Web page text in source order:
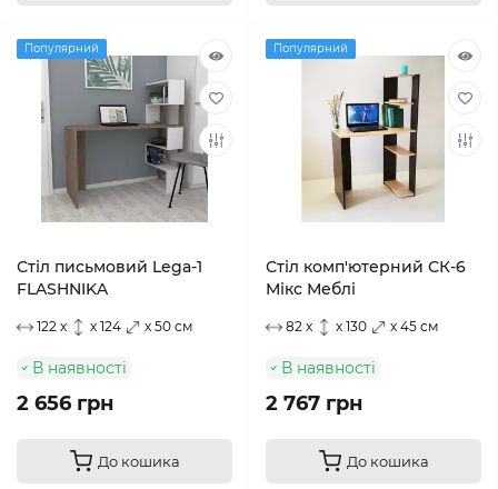
Популярний
Стіл письмовий Lega-1
FLASHNIKA
122 x x 124 x 50 см
В наявності
2 656 грн
До кошика
Популярний
Стіл комп'ютерний СК-6
Мікс Меблі
82 x x 130 x 45 см
В наявності
2 767 грн
До кошика